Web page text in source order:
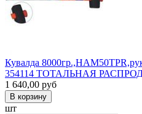
Кувалда
354114 ТОТАЛЬНАЯ
1 640,00 руб
шт